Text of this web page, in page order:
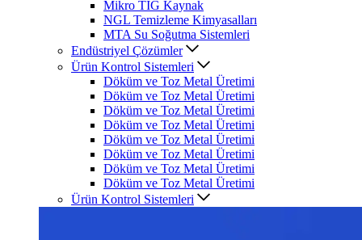
Mikro TIG Kaynak
NGL Temizleme Kimyasalları
MTA Su Soğutma Sistemleri
Endüstriyel Çözümler
Ürün Kontrol Sistemleri
Döküm ve Toz Metal Üretimi
Döküm ve Toz Metal Üretimi
Döküm ve Toz Metal Üretimi
Döküm ve Toz Metal Üretimi
Döküm ve Toz Metal Üretimi
Döküm ve Toz Metal Üretimi
Döküm ve Toz Metal Üretimi
Döküm ve Toz Metal Üretimi
Ürün Kontrol Sistemleri